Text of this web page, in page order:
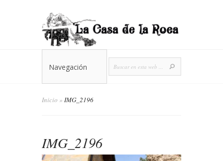
Navegación
Inicio » IMG_2196
IMG_2196